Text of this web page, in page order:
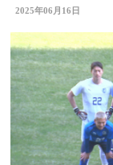
い逆転負け
2025年06月16日